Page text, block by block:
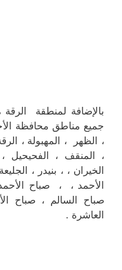
بالإضافة لمنطقة
جميع مناطق محافظة
، الظهر ، المهبولة ،
، المنقف ، الفحيحيل
الخيران ، ، بنيدر ،
الأحمد ، ، صباح
صباح السالم ، صباح
العاشرة .